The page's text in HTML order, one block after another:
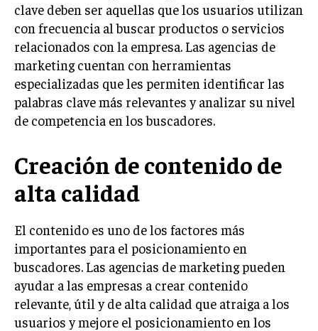
GESTIÓN DE RECURSOS FINANCIEROS
INVERSIONES Y MERCADOS FINANCIEROS
CONTABILIDAD EMPRESARIAL
ECONOMÍA EMPRESARIAL
INTERNACIONAL
COMERCIO INTERNACIONAL
EXPANSIÓN GLOBAL
ALIANZAS ESTRATÉGICAS
TECNOLOGIA
SOSTENIBILIDAD Y MEDIO AMBIENTE
GESTIÓN DE LA INNOVACIÓN TECNOLÓGICA
clave deben ser aquellas que los usuarios utilizan
con frecuencia al buscar productos o servicios
relacionados con la empresa. Las agencias de
marketing cuentan con herramientas
especializadas que les permiten identificar las
palabras clave más relevantes y analizar su nivel
de competencia en los buscadores.
Creación de contenido de
alta calidad
El contenido es uno de los factores más
importantes para el posicionamiento en
buscadores. Las agencias de marketing pueden
ayudar a las empresas a crear contenido
relevante, útil y de alta calidad que atraiga a los
usuarios y mejore el posicionamiento en los